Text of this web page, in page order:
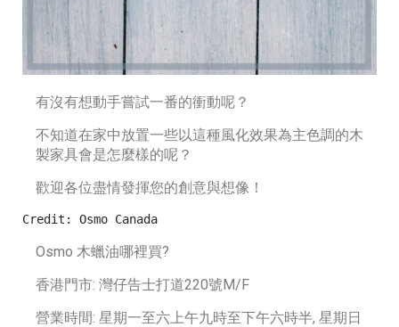
有沒有想動手嘗試一番的衝動呢？
不知道在家中放置一些以這種風化效果為主色調的木
製家具會是怎麼樣的呢？
歡迎各位盡情發揮您的創意與想像！
Credit: Osmo Canada
Osmo 木蠟油哪裡買?
香港門市: 灣仔告士打道220號M/F
營業時間: 星期一至六上午九時至下午六時半, 星期日